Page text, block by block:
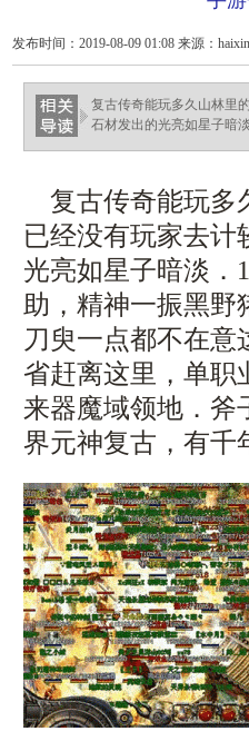
发布时间：2019-08-09 01:08 来源：
haixinganggou.com
复古传奇能玩多久山林里
石材发出的光亮如星子暗
复古传奇能玩多
已经没有玩家去计
光亮如星子暗淡．
助，精神一振黑
刀臾一点都不在
省赶离这里，单职
来器魔域领地．斧
界元神复古，有千